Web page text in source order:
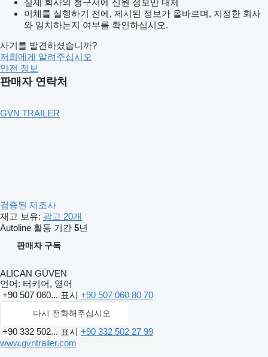
실제 회사의 청구서에 신원 정보만 대체
이체를 실행하기 전에, 제시된 정보가 올바르며, 지정한 회사
와 일치하는지 여부를 확인하십시오.
사기를 발견하셨습니까?
저희에게 알려주십시오
안전 정보
판매자 연락처
GVN TRAILER
검증된 제조사
재고 보유: 광고 20개
Autoline 활동 기간 5년
판매자 구독
ALİCAN GÜVEN
언어: 터키어, 영어
+90 507 060... 표시 +90 507 060 80 70
다시 전화해주십시오
+90 332 502... 표시 +90 332 502 27 99
www.gvntrailer.com